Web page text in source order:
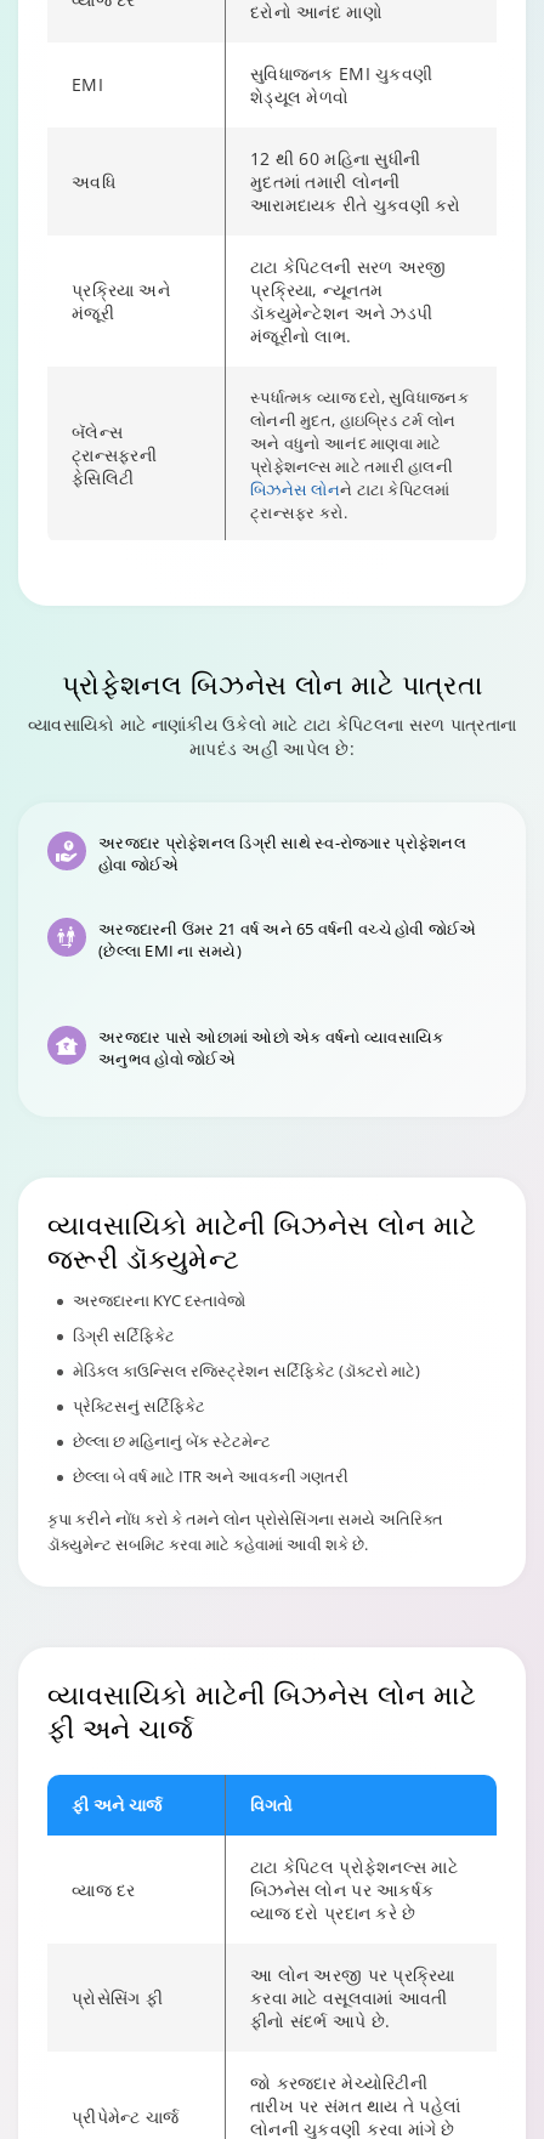
દરોનો આનંદ માણો
EMI
સુવિધાજનક EMI ચુકવણી
શેડ્યૂલ મેળવો
અવધિ
12 થી 60 મહિના સુધીની
મુદતમાં તમારી લોનની
આરામદાયક રીતે ચુકવણી કરો
પ્રક્રિયા અને
મંજૂરી
ટાટા કેપિટલની સરળ અરજી
પ્રક્રિયા, ન્યૂનતમ
ડૉક્યુમેન્ટેશન અને ઝડપી
મંજૂરીનો લાભ.
બૅલેન્સ
ટ્રાન્સફરની
ફેસિલિટી
સ્પર્ધાત્મક વ્યાજ દરો, સુવિધાજનક
લોનની મુદત, હાઇબ્રિડ ટર્મ લોન
અને વધુનો આનંદ માણવા માટે
પ્રોફેશનલ્સ માટે તમારી હાલની
બિઝનેસ લોનને ટાટા કેપિટલમાં
ટ્રાન્સફર કરો.
પ્રોફેશનલ બિઝનેસ લોન માટે પાત્રતા
વ્યાવસાયિકો માટે નાણાંકીય ઉકેલો માટે ટાટા કેપિટલના સરળ પાત્રતાના
માપદંડ અહીં આપેલ છે:
અરજદાર પ્રોફેશનલ ડિગ્રી સાથે સ્વ-રોજગાર પ્રોફેશનલ
હોવા જોઈએ
અરજદારની ઉંમર 21 વર્ષ અને 65 વર્ષની વચ્ચે હોવી જોઈએ
(છેલ્લા EMI ના સમયે)
અરજદાર પાસે ઓછામાં ઓછો એક વર્ષનો વ્યાવસાયિક
અનુભવ હોવો જોઈએ
વ્યાવસાયિકો માટેની બિઝનેસ લોન માટે
જરૂરી ડૉક્યુમેન્ટ
અરજદારના KYC દસ્તાવેજો
ડિગ્રી સર્ટિફિકેટ
મેડિકલ કાઉન્સિલ રજિસ્ટ્રેશન સર્ટિફિકેટ (ડૉક્ટરો માટે)
પ્રેક્ટિસનું સર્ટિફિકેટ
છેલ્લા છ મહિનાનું બેંક સ્ટેટમેન્ટ
છેલ્લા બે વર્ષ માટે ITR અને આવકની ગણતરી
કૃપા કરીને નોંધ કરો કે તમને લોન પ્રોસેસિંગના સમયે અતિરિક્ત
ડૉક્યુમેન્ટ સબમિટ કરવા માટે કહેવામાં આવી શકે છે.
વ્યાવસાયિકો માટેની બિઝનેસ લોન માટે
ફી અને ચાર્જ
ફી અને ચાર્જ વિગતો
વ્યાજ દર
ટાટા કેપિટલ પ્રોફેશનલ્સ માટે
બિઝનેસ લોન પર આકર્ષક
વ્યાજ દરો પ્રદાન કરે છે
પ્રોસેસિંગ ફી
આ લોન અરજી પર પ્રક્રિયા
કરવા માટે વસૂલવામાં આવતી
ફીનો સંદર્ભ આપે છે.
પ્રીપેમેન્ટ ચાર્જ
જો કરજદાર મેચ્યોરિટીની
તારીખ પર સંમત થાય તે પહેલાં
લોનની ચુકવણી કરવા માંગે છે